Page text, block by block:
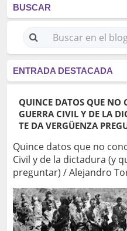
BUSCAR
ENTRADA DESTACADA
QUINCE DATOS QUE NO
GUERRA CIVIL Y DE LA
TE DA VERGÜENZA
Quince datos que no
Civil y de la dictadura (y
preguntar) / Alejandro